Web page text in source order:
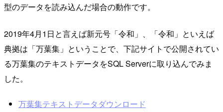
型のデータを読み込んだ場合の動作です。
2019年4月1日と言えば新元号「令和」、「令和」といえば
典拠は「万葉集」ということで、下記サイトで公開されてい
る万葉集のテキストデータをSQL Serverに取り込んでみま
した。
万葉集テキストデータダウンロード